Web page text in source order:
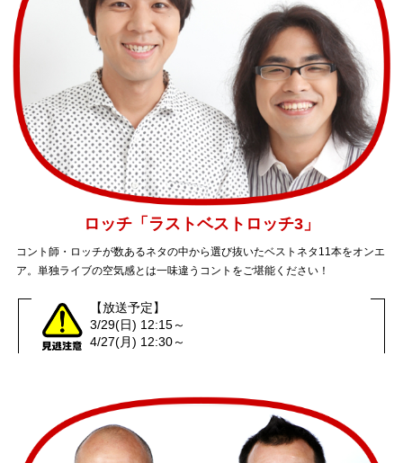
ロッチ「ラストベストロッチ3」
コント師・ロッチが数あるネタの中から選び抜いたベストネタ11本をオンエ
ア。単独ライブの空気感とは一味違うコントをご堪能ください！
【放送予定】
3/29(日) 12:15～
4/27(月) 12:30～